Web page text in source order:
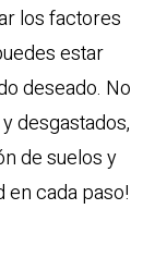
los factores
estar
deseado. No
desgastados,
de suelos y
en cada paso!